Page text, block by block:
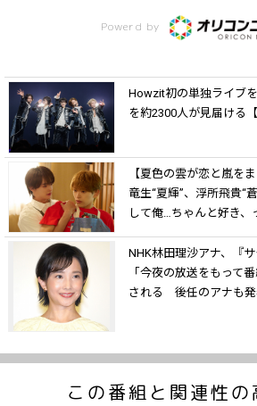
Powerd by
Howzit初の単独ライブ
を約2300人が見届ける
【夏色の雲が恋と嵐を
竜生“夏輝”、浮所飛貴“
して俺…ちゃんと好き、
NHK林田理沙アナ、『
「今夜の放送をもって
される 後任のアナも
この番組と関連性の